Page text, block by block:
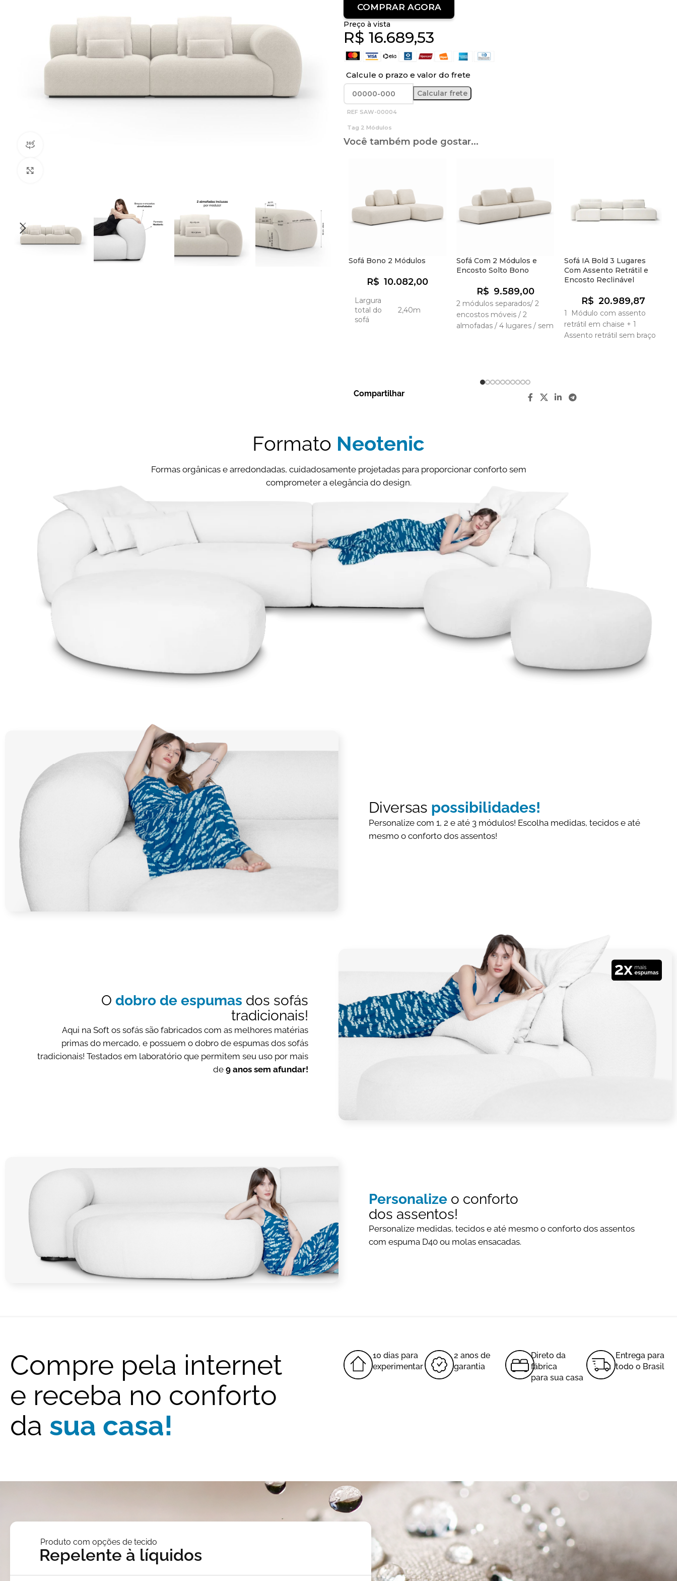
COMPRAR AGORA
Preço à vista
R$ 16.689,53
Calcule o prazo e valor do frete
REF SAW-00004
Tag 2 Módulos
Você também pode gostar...
Sofá Bono 2 Módulos
R$ 10.082,00
Largura
total do
sofá
2,40m
espuma
assento
1,40m x
(cada)
Medida
encosto
80cm
(cada)
Sofá Com 2 Módulos e
Encosto Solto Bono
R$ 9.589,00
2 módulos separados/ 2
encostos móveis / 2
almofadas / 4 lugares / sem
Sofá IA Bold 3 Lugares
Com Assento Retrátil e
Encosto Reclinável
R$ 20.989,87
1 Módulo com assento
retrátil em chaise + 1
Assento retrátil sem braço
automação.
Compartilhar
Formato Neotenic
Formas orgânicas e arredondadas, cuidadosamente projetadas para proporcionar conforto sem
comprometer a elegância do design.
Diversas possibilidades!
Personalize com 1, 2 e até 3 módulos! Escolha medidas, tecidos e até
mesmo o conforto dos assentos!
O dobro de espumas dos sofás
tradicionais!
Aqui na Soft os sofás são fabricados com as melhores matérias
primas do mercado, e possuem o dobro de espumas dos sofás
tradicionais! Testados em laboratório que permitem seu uso por mais
de 9 anos sem afundar!
Personalize o conforto
dos assentos!
Personalize medidas, tecidos e até mesmo o conforto dos assentos
com espuma D40 ou molas ensacadas.
Compre pela internet
e receba no conforto
da sua casa!
10 dias para
experimentar
2 anos de
garantia
Direto da
fábrica
para sua casa
Entrega para
todo o Brasil
Produto com opções de tecido
Repelente à líquidos